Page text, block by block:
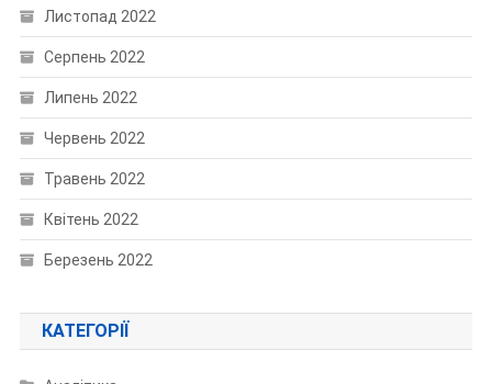
Листопад 2022
Серпень 2022
Липень 2022
Червень 2022
Травень 2022
Квітень 2022
Березень 2022
КАТЕГОРІЇ